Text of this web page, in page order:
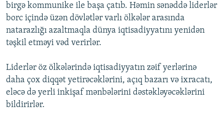
ARAŞDIRMA
MULTIMEDIA
VIDEO
FOTOQALEREYA
İNFOQRAFIKA
KARIKATURA
RADIO ARXIV
OXU ZALI
AZƏRBAYCAN ƏDƏBIYYATI KITABXANASI
İSLAM VƏ DEMOKRATIYA
HAQQIMIZDA
MISSIYAMIZ
PEŞƏ ETIKASI VƏ JURNALISTIKA STANDARTLARIMIZ
BIZI IZLƏ
birgə kommunike ile başa çatıb. Həmin sənəddə liderlər
borc içində üzən dövlətlər varlı ölkələr arasında
natarazlığı azaltmaqla dünya iqtisadiyyatını yenidən
təşkil etməyi vəd verirlər.
Liderlər öz ölkələrində iqtisadiyyatın zəif yerlərinə
daha çox diqqət yetirəcəklərini, açıq bazarı və ixracatı,
eləcə də yerli inkişaf mənbələrini dəstəkləyəcəklərini
bildirirlər.